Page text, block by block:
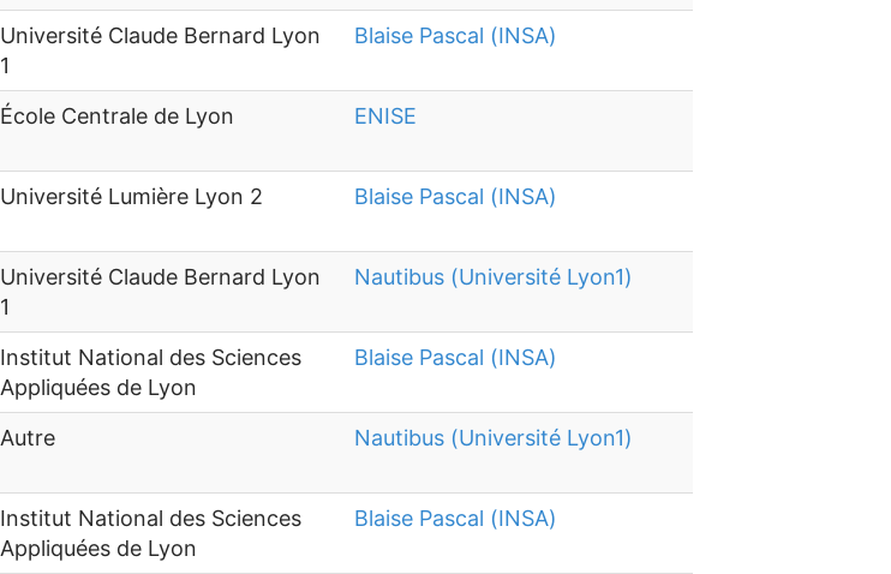
Université Claude Bernard Lyon
1
Blaise Pascal (INSA)
École Centrale de Lyon ENISE
Université Lumière Lyon 2 Blaise Pascal (INSA)
Université Claude Bernard Lyon
1
Nautibus (Université Lyon1)
Institut National des Sciences
Appliquées de Lyon
Blaise Pascal (INSA)
Autre Nautibus (Université Lyon1)
Institut National des Sciences
Appliquées de Lyon
Blaise Pascal (INSA)